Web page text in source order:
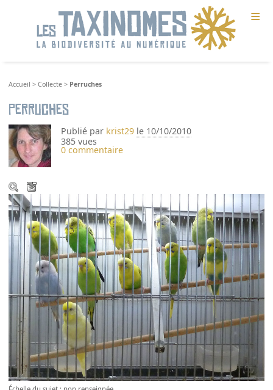
≡
Accueil >Collecte > Perruches
Perruches
Publié par krist29 le 10/10/2010
385 vues
0 commentaire